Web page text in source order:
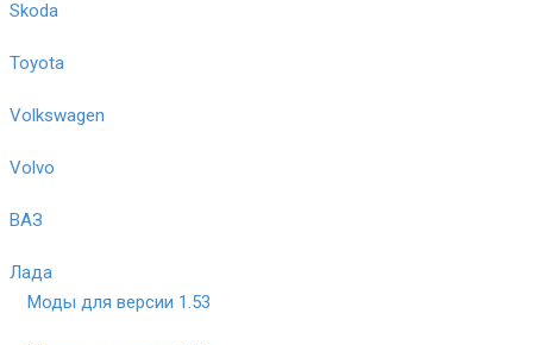
Skoda
Toyota
Volkswagen
Volvo
ВАЗ
Лада
Моды для версии 1.53